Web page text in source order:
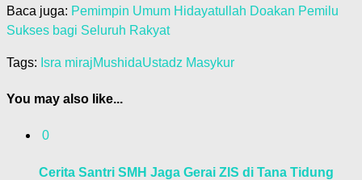
Baca juga: Pemimpin Umum Hidayatullah Doakan Pemilu
Sukses bagi Seluruh Rakyat
Tags: Isra mirajMushidaUstadz Masykur
You may also like...
0
Cerita Santri SMH Jaga Gerai ZIS di Tana Tidung